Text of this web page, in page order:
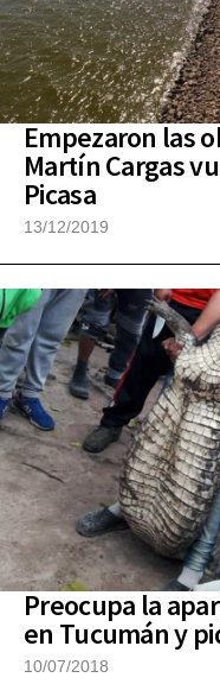
Empezaron las
Martín Cargas
Picasa
13/12/2019
Preocupa la
en Tucumán y
10/07/2018